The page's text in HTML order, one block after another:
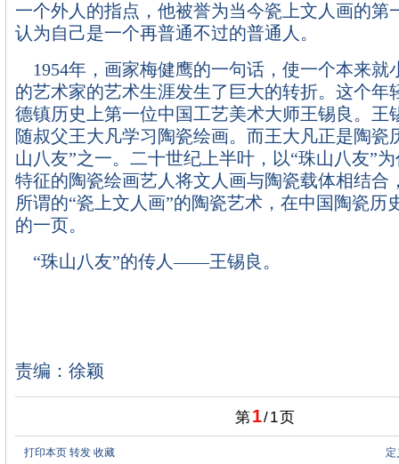
一个外人的指点，他被誉为当今瓷上文人画的第
认为自己是一个再普通不过的普通人。
1954年，画家梅健鹰的一句话，使一个本来就
的艺术家的艺术生涯发生了巨大的转折。这个年
德镇历史上第一位中国工艺美术大师王锡良。王
随叔父王大凡学习陶瓷绘画。而王大凡正是陶瓷
山八友”之一。二十世纪上半叶，以“珠山八友”
特征的陶瓷绘画艺人将文人画与陶瓷载体相结合
所谓的“瓷上文人画”的陶瓷艺术，在中国陶瓷历
的一页。
“珠山八友”的传人――王锡良。
责编：徐颖
第1/1 页
打印本页 转发 收藏